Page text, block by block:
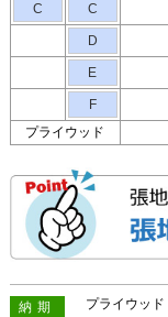
C C
D
E
F
プライウッド
納期
プライウッ